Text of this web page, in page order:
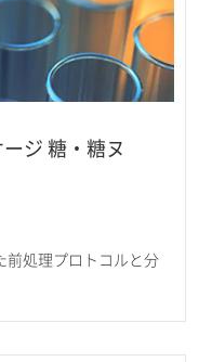
ジ 糖・糖ヌ
前処理プロトコルと分